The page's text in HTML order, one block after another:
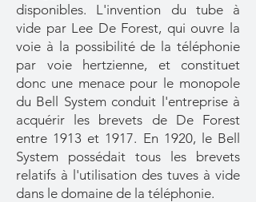
disponibles. L'invention du tube à
vide par Lee De Forest, qui ouvre la
voie à la possibilité de la téléphonie
par voie hertzienne, et constituet
donc une menace pour le monopole
du Bell System conduit l'entreprise à
acquérir les brevets de De Forest
entre 1913 et 1917. En 1920, le Bell
System possédait tous les brevets
relatifs à l'utilisation des tuves à vide
dans le domaine de la téléphonie.